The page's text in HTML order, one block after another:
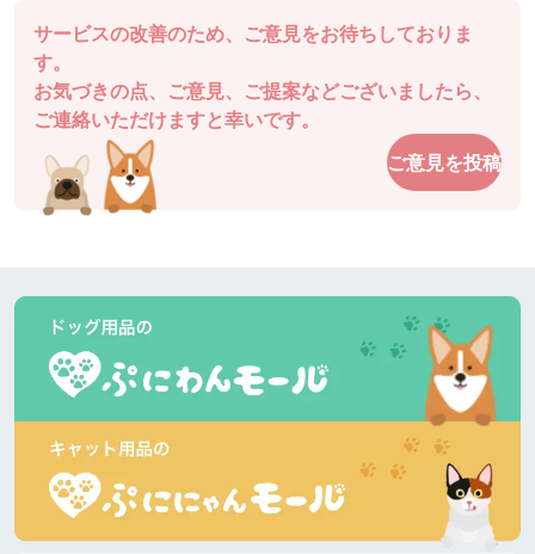
徳島県 |ドッグランDOGFIELD
チャッピーさん
駐車場も近くてとても使いやすいです。
香川県 |ドッグガーデン・イオンモール高松
す。きっと混みます。ピーク外したいですね。
神奈川県 |
あるパパさん
日差しが陰ると肌寒いです。柴犬多いです。ランチ
して帰ります。🐶がはしゃいで嬉しいです。
神奈川県 | 富士芦ノ湖パノラマパーク
おと音々さん
サービスの改善のため、ご意見をお待ちしておりま
す。
お気づきの点、ご意見、ご提案などございましたら、
ご連絡いただけますと幸いです。
ご意見を投稿